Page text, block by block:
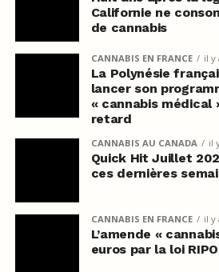
Californie ne
de cannabis
CANNABIS EN FRANCE il y
La Polynésie
lancer son
« cannabis médical
retard
CANNABIS AU CANADA il
Quick Hit Juillet
ces dernières
CANNABIS EN FRANCE il y
L’amende «
euros par la loi